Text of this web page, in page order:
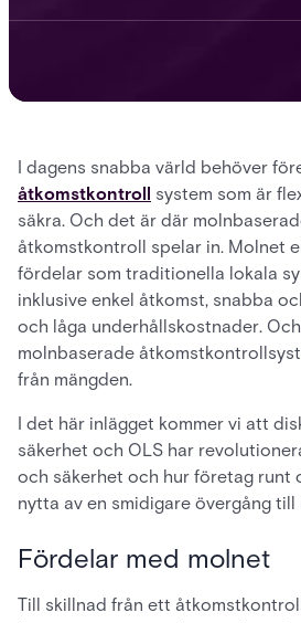
I dagens snabba värld behöver
åtkomstkontroll system som är
säkra. Och det är där
åtkomstkontroll spelar in. Molnet
fördelar som traditionella lokala
inklusive enkel åtkomst, snabba
och låga underhållskostnader.
molnbaserade
från mängden.
I det här inlägget kommer vi att
säkerhet och OLS har
och säkerhet och hur företag runt
nytta av en smidigare övergång till
Fördelar med molnet
Till skillnad från ett